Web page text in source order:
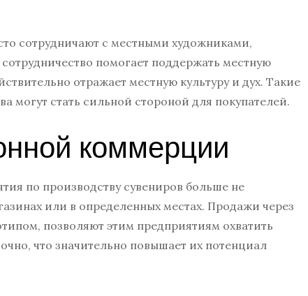
сотрудничают с местными художниками,
помогает поддержать местную
отражает местную культуру и дух. Такие
могут стать сильной стороной для покупателей.
коммерции
по производству сувениров больше не
или в определенных местах. Продажи через
позволяют этим предприятиям охватить
что значительно повышает их потенциал